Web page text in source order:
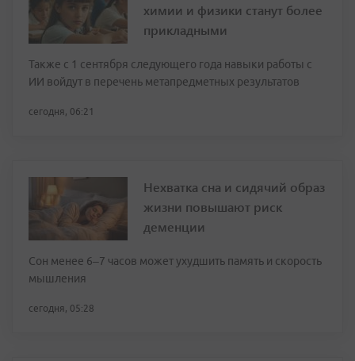
химии и физики станут более
прикладными
Также с 1 сентября следующего года навыки работы с
ИИ войдут в перечень метапредметных результатов
сегодня, 06:21
Нехватка сна и сидячий образ
жизни повышают риск
деменции
Сон менее 6–7 часов может ухудшить память и скорость
мышления
сегодня, 05:28